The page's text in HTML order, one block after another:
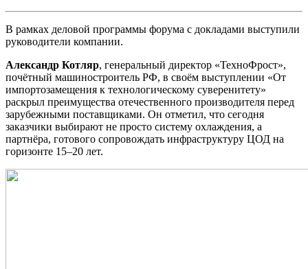
В рамках деловой программы форума с докладами выступили
руководители компании.
Александр Котляр, генеральный директор «ТехноФрост»,
почётный машиностроитель РФ, в своём выступлении «От
импортозамещения к технологическому суверенитету»
раскрыл преимущества отечественного производителя перед
зарубежными поставщиками. Он отметил, что сегодня
заказчики выбирают не просто систему охлаждения, а
партнёра, готового сопровождать инфраструктуру ЦОД на
горизонте 15–20 лет.